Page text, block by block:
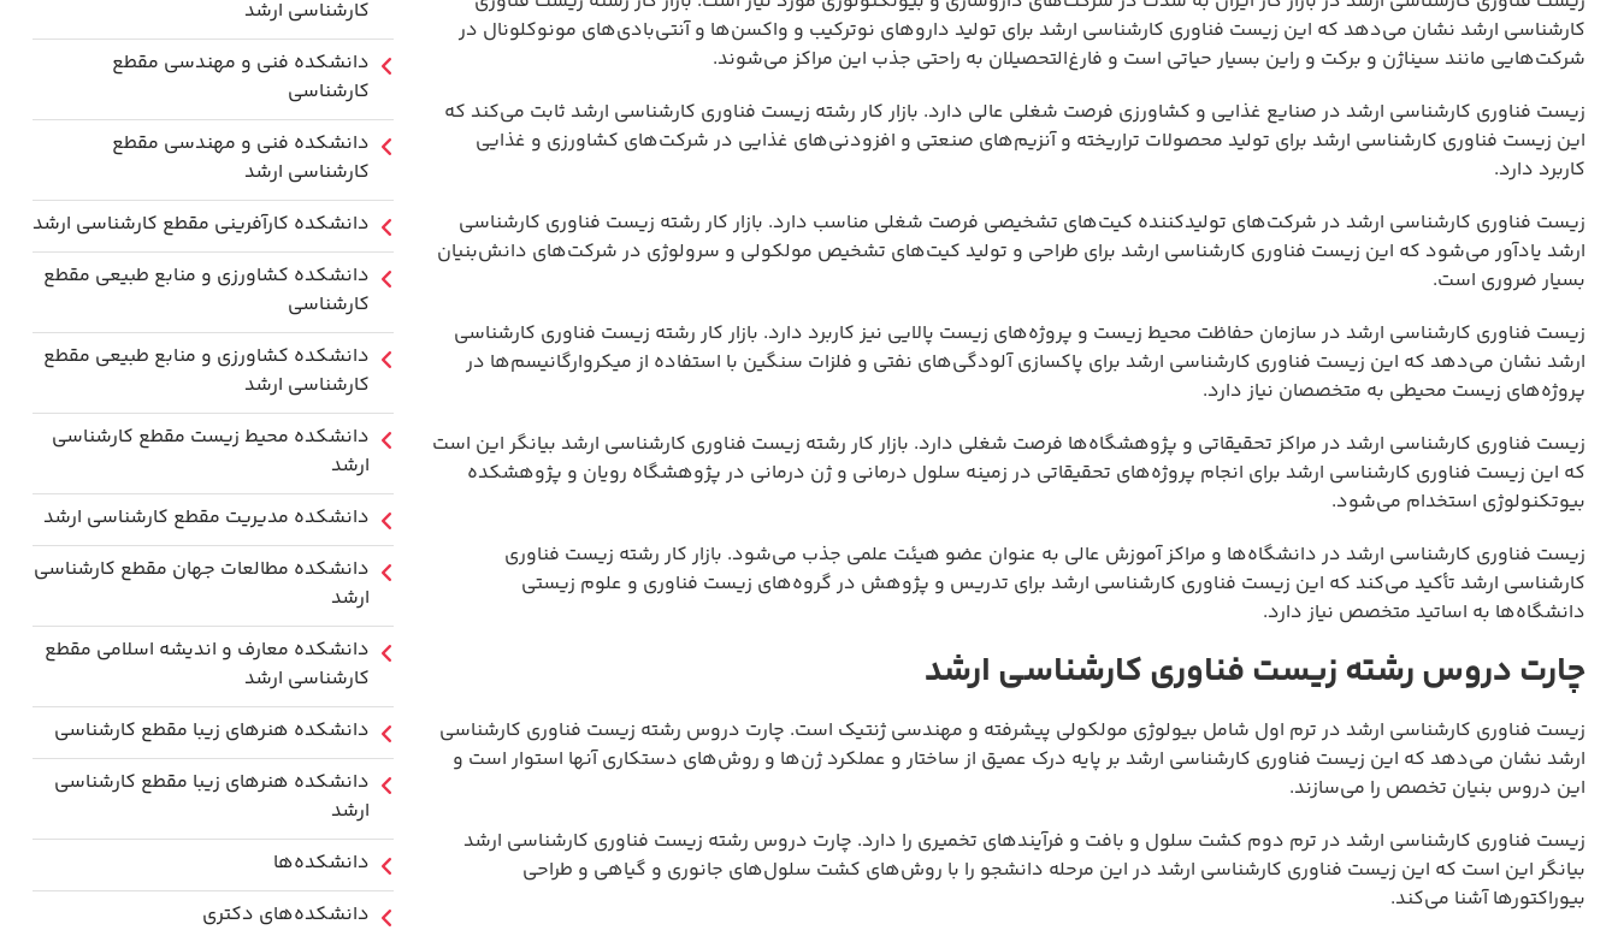
کارشناسی ارشد نشان می‌دهد که این زیست فناوری کارشناسی ارشد برای تولید داروهای نوترکیب و واکسن‌ها و آنتی‌بادی‌های مونوکلونال در
شرکت‌هایی مانند سیناژن و برکت و راین بسیار حیاتی است و فارغ‌التحصیلان به راحتی جذب این مراکز می‌شوند.
زیست فناوری کارشناسی ارشد در صنایع غذایی و کشاورزی فرصت شغلی عالی دارد. بازار کار رشته زیست فناوری کارشناسی ارشد ثابت می‌کند که
این زیست فناوری کارشناسی ارشد برای تولید محصولات تراریخته و آنزیم‌های صنعتی و افزودنی‌های غذایی در شرکت‌های کشاورزی و غذایی
کاربرد دارد.
زیست فناوری کارشناسی ارشد در شرکت‌های تولیدکننده کیت‌های تشخیصی فرصت شغلی مناسب دارد. بازار کار رشته زیست فناوری کارشناسی
ارشد یادآور می‌شود که این زیست فناوری کارشناسی ارشد برای طراحی و تولید کیت‌های تشخیص مولکولی و سرولوژی در شرکت‌های دانش‌بنیان
بسیار ضروری است.
زیست فناوری کارشناسی ارشد در سازمان حفاظت محیط زیست و پروژه‌های زیست پالایی نیز کاربرد دارد. بازار کار رشته زیست فناوری کارشناسی
ارشد نشان می‌دهد که این زیست فناوری کارشناسی ارشد برای پاکسازی آلودگی‌های نفتی و فلزات سنگین با استفاده از میکروارگانیسم‌ها در
پروژه‌های زیست محیطی به متخصصان نیاز دارد.
زیست فناوری کارشناسی ارشد در مراکز تحقیقاتی و پژوهشگاه‌ها فرصت شغلی دارد. بازار کار رشته زیست فناوری کارشناسی ارشد بیانگر این است
که این زیست فناوری کارشناسی ارشد برای انجام پروژه‌های تحقیقاتی در زمینه سلول درمانی و ژن درمانی در پژوهشگاه رویان و پژوهشکده
بیوتکنولوژی استخدام می‌شود.
زیست فناوری کارشناسی ارشد در دانشگاه‌ها و مراکز آموزش عالی به عنوان عضو هیئت علمی جذب می‌شود. بازار کار رشته زیست فناوری
کارشناسی ارشد تأکید می‌کند که این زیست فناوری کارشناسی ارشد برای تدریس و پژوهش در گروه‌های زیست فناوری و علوم زیستی
دانشگاه‌ها به اساتید متخصص نیاز دارد.
چارت دروس رشته زیست فناوری کارشناسی ارشد
زیست فناوری کارشناسی ارشد در ترم اول شامل بیولوژی مولکولی پیشرفته و مهندسی ژنتیک است. چارت دروس رشته زیست فناوری کارشناسی
ارشد نشان می‌دهد که این زیست فناوری کارشناسی ارشد بر پایه درک عمیق از ساختار و عملکرد ژن‌ها و روش‌های دستکاری آنها استوار است و
این دروس بنیان تخصص را می‌سازند.
زیست فناوری کارشناسی ارشد در ترم دوم کشت سلول و بافت و فرآیندهای تخمیری را دارد. چارت دروس رشته زیست فناوری کارشناسی ارشد
بیانگر این است که این زیست فناوری کارشناسی ارشد در این مرحله دانشجو را با روش‌های کشت سلول‌های جانوری و گیاهی و طراحی
بیوراکتورها آشنا می‌کند.
کارشناسی ارشد
دانشکده فنی و مهندسی مقطع
کارشناسی
دانشکده فنی و مهندسی مقطع
کارشناسی ارشد
دانشکده کارآفرینی مقطع کارشناسی ارشد
دانشکده کشاورزی و منابع طبیعی مقطع
کارشناسی
دانشکده کشاورزی و منابع طبیعی مقطع
کارشناسی ارشد
دانشکده محیط زیست مقطع کارشناسی
ارشد
دانشکده مدیریت مقطع کارشناسی ارشد
دانشکده مطالعات جهان مقطع کارشناسی
ارشد
دانشکده معارف و اندیشه اسلامی مقطع
کارشناسی ارشد
دانشکده هنرهای زیبا مقطع کارشناسی
دانشکده هنرهای زیبا مقطع کارشناسی
ارشد
دانشکده‌ها
دانشکده‌های دکتری